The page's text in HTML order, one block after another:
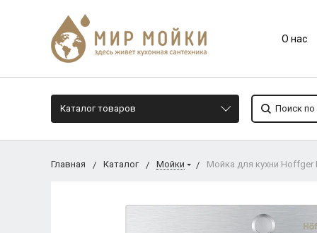
О нас
Каталог товаров
Главная Каталог Мойки Мойка для кухни Hoffger